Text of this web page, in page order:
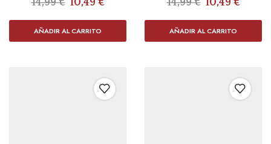
AÑADIR AL CARRITO AÑADIR AL CARRITO